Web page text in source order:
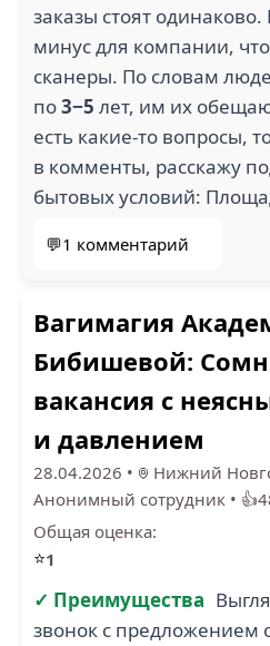
заказы стоят
минус для компании, что
сканеры. По словам
по3−5 лет, им их
есть какие-то вопросы,
в комменты, расскажу
бытовых условий:
💬1 комментарий
Вагимагия
Бибишевой:
вакансия с
и давлением
28.04.2026 • Нижний
Анонимный сотрудник •
Общая оценка:
⭐1
✓ Преимущества
звонок с предложением